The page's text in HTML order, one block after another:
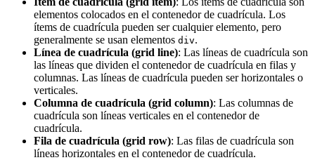
elementos colocados en el contenedor de cuadrícula. Los
ítems de cuadrícula pueden ser cualquier elemento, pero
generalmente se usan elementos div.
Línea de cuadrícula (grid line): Las líneas de cuadrícula son
las líneas que dividen el contenedor de cuadrícula en filas y
columnas. Las líneas de cuadrícula pueden ser horizontales o
verticales.
Columna de cuadrícula (grid column): Las columnas de
cuadrícula son líneas verticales en el contenedor de
cuadrícula.
Fila de cuadrícula (grid row): Las filas de cuadrícula son
líneas horizontales en el contenedor de cuadrícula.